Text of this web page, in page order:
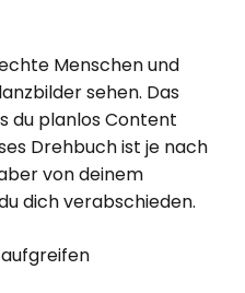
Menschen und
sehen. Das
du planlos Content
Drehbuch ist je nach
von deinem
dich verabschieden.